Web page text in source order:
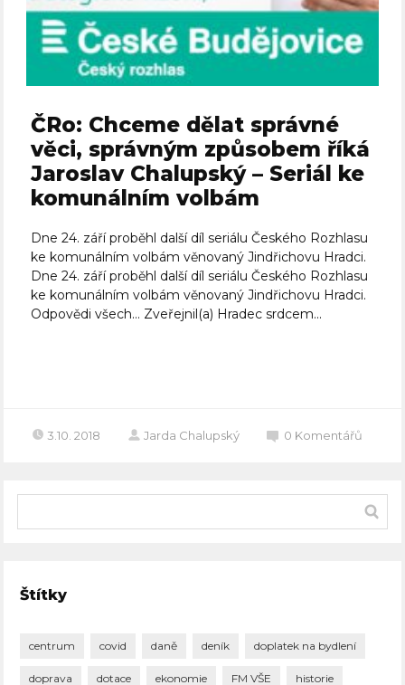
ČRo: Chceme dělat správné
věci, správným způsobem říká
Jaroslav Chalupský – Seriál ke
komunálním volbám
Dne 24. září proběhl další díl seriálu Českého Rozhlasu
ke komunálním volbám věnovaný Jindřichovu Hradci.
Dne 24. září proběhl další díl seriálu Českého Rozhlasu
ke komunálním volbám věnovaný Jindřichovu Hradci.
Odpovědi všech… Zveřejnil(a) Hradec srdcem...
3.10. 2018 Jarda Chalupský 0 Komentářů
Štítky
centrum covid daně deník doplatek na bydlení
doprava dotace ekonomie FM VŠE historie